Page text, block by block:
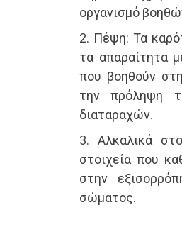
οργανισμό
2. Πέψη: Τα
τα απαραίτητα
που βοηθούν
την πρόληψη
διαταραχών.
3. Αλκαλικά
στοιχεία που
στην
σώματος.